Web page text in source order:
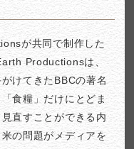
が共同で制作した
Productionsは、
けてきたBBCの著名
食糧」だけにとどま
直すことができる内
の問題がメディアを